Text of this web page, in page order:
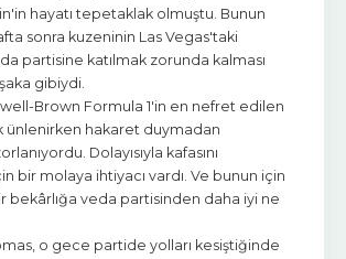
hayatı tepetaklak olmuştu. Bunun
sonra kuzeninin Las Vegas'taki
partisine katılmak zorunda kalması
gibiydi.
Brown Formula 1'in en nefret edilen
ünlenirken hakaret duymadan
Dolayısıyla kafasını
bir molaya ihtiyacı vardı. Ve bunun için
bekârlığa veda partisinden daha iyi ne
o gece partide yolları kesiştiğinde